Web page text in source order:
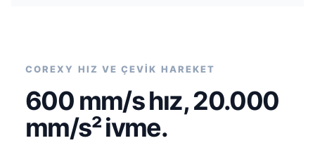
COREXY HIZ VE ÇEVİK HAREKET
600 mm/s hız, 20.000
mm/s² ivme.